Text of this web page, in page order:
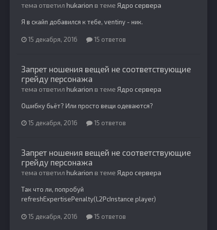
тема ответил hukarion в теме Ядро сервера
Я в скайп добавился к тебе, ventiny - ник.
15 декабря, 2016 15 ответов
Запрет ношения вещей не соответствующие
грейду персонажа
тема ответил hukarion в теме Ядро сервера
Ошибку бьёт? Или просто вещи одеваются?
15 декабря, 2016 15 ответов
Запрет ношения вещей не соответствующие
грейду персонажа
тема ответил hukarion в теме Ядро сервера
Так что ли, попробуй
refreshExpertisePenalty(L2PcInstance player)
15 декабря, 2016 15 ответов